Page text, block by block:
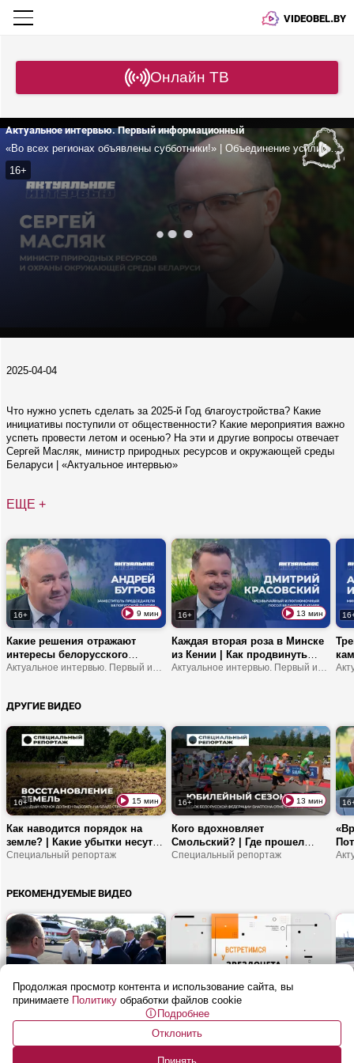
VIDEOBEL.BY
Онлайн ТВ
Актуальное интервью. Первый информационный
«Во всех регионах объявлены субботники!» | Объединение усилий государства и общественности | Почему важно продолжить работу по восстановлению лесов? | Масляк
16+
2025-04-04
Что нужно успеть сделать за 2025-й Год благоустройства? Какие
инициативы поступили от общественности? Какие мероприятия важно
успеть провести летом и осенью? На эти и другие вопросы отвечает
Сергей Масляк, министр природных ресурсов и окружающей среды
Беларуси | «Актуальное интервью»
ЕЩЕ +
16+ 9 мин
Какие решения отражают
интересы белорусского
народа? | Что устанавливает
ответственность делегатов
16+ 13 мин
Каждая вторая роза в Минске
из Кении | Как продвинуть
туда молочку? | В Африке
ДРУГИЕ ВИДЕО
16+ 15 мин
Как наводится порядок на
земле? | Какие убытки несут
заросшие поля? | Почему
Специальный репортаж
16+ 13 мин
Кого вдохновляет
Смольский? | Где прошел
Кубок БФБ? | Что эти
Специальный репортаж
РЕКОМЕНДУЕМЫЕ ВИДЕО
16+ 10 мин
большего, откровенно говоря!
| Брест
16+
Какие автобусы появились на
улицах Могилева? | Что
Продолжая просмотр контента и использование сайта, вы
принимаете Политику обработки файлов cookie
Подробнее
Отклонить
Принять